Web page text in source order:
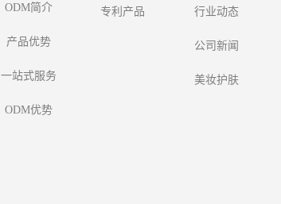
ODM简介
产品优势
一站式服务
ODM优势
专利产品 行业动态
公司新闻
美妆护肤